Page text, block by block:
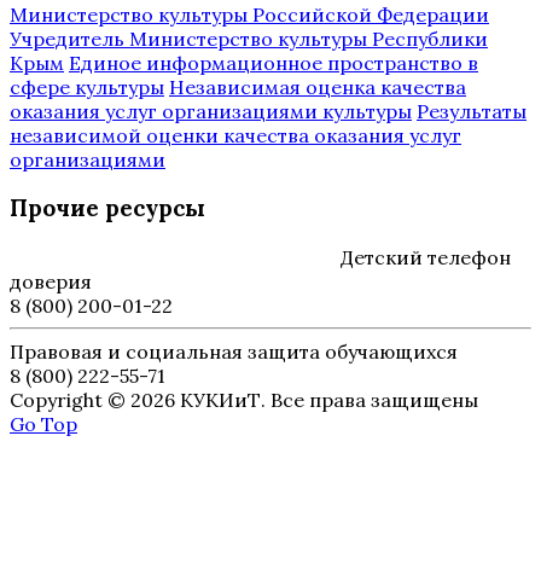
Министерство культуры Российской Федерации
Учредитель Министерство культуры Республики
Крым Единое информационное пространство в
сфере культуры Независимая оценка качества
оказания услуг организациями культуры Результаты
независимой оценки качества оказания услуг
организациями
Прочие ресурсы
Детский телефон
доверия
8 (800) 200-01-22
Правовая и социальная защита обучающихся
8 (800) 222-55-71
Copyright © 2026 КУКИиТ. Все права защищены
Go Top